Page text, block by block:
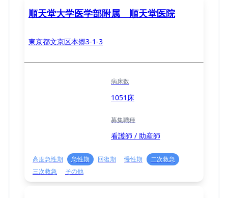
順天堂大学医学部附属 順天堂医院
東京都文京区本郷3-1-3
病床数
1051床
募集職種
看護師 / 助産師
高度急性期 急性期 回復期 慢性期
二次救急
三次救急
その他